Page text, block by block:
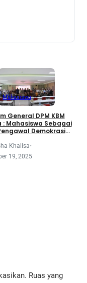
Mahasiswa
General DPM KBM
: Mahasiswa Sebagai
Demokrasi
Khalisa•
19, 2025
Ruas yang